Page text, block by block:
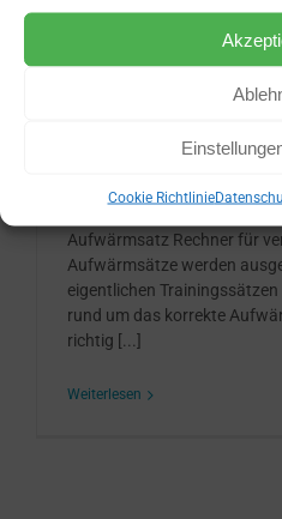
Cookie Richtlinie
Aufwärmsatz Rechner
Aufwärmsatz Rechner für
Aufwärmsätze werden
eigentlichen
rund um das korrekte
richtig [...]
Weiterlesen